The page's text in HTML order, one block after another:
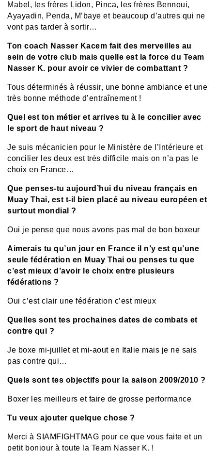
Mabel, les frères Lidon, Pinca, les frères Bennoui,
Ayayadin, Penda, M’baye et beaucoup d’autres qui ne
vont pas tarder à sortir…
Ton coach Nasser Kacem fait des merveilles au
sein de votre club mais quelle est la force du Team
Nasser K. pour avoir ce vivier de combattant ?
Tous déterminés à réussir, une bonne ambiance et une
très bonne méthode d’entraînement !
Quel est ton métier et arrives tu à le concilier avec
le sport de haut niveau ?
Je suis mécanicien pour le Ministère de l’Intérieure et
concilier les deux est très difficile mais on n’a pas le
choix en France…
Que penses-tu aujourd’hui du niveau français en
Muay Thai, est t-il bien placé au niveau européen et
surtout mondial ?
Oui je pense que nous avons pas mal de bon boxeur
Aimerais tu qu’un jour en France il n’y est qu’une
seule fédération en Muay Thai ou penses tu que
c’est mieux d’avoir le choix entre plusieurs
fédérations ?
Oui c’est clair une fédération c’est mieux
Quelles sont tes prochaines dates de combats et
contre qui ?
Je boxe mi-juillet et mi-aout en Italie mais je ne sais
pas contre qui…
Quels sont tes objectifs pour la saison 2009/2010 ?
Boxer les meilleurs et faire de grosse performance
Tu veux ajouter quelque chose ?
Merci à SIAMFIGHTMAG pour ce que vous faite et un
petit bonjour à toute la Team Nasser K. !